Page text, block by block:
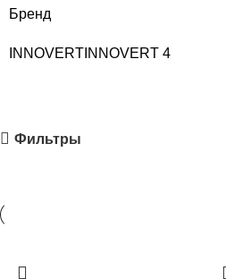
Бренд
INNOVERT INNOVERT 4
Фильтры